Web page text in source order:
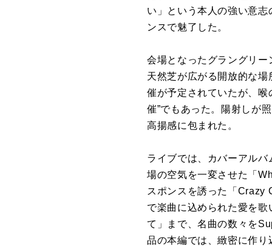
い」という本人の強い意
ンスで魅了した。
会場となったグラングリ
天然芝が広がる開放的な
催が予定されていたが、
催”でもあった。陽射しが
高揚感に包まれた。
ライブでは、カバーアル
場の空気を一変させた「
スポンスを誘った「Crazy
で楽曲に込められた愛を
て」まで、名曲の数々を
品の本編では、緻密に作